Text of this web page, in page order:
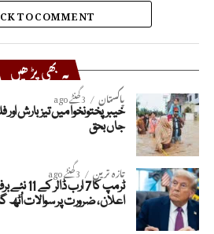
TO COMMENT
یہ بھی پڑھیں
پاکستان 3 گھنٹے ago
جاں بحق
تازہ ترین 3 گھنٹے ago
ٹرمپ کا 7
اعلان، ضرورت پر سوالات اُٹھ